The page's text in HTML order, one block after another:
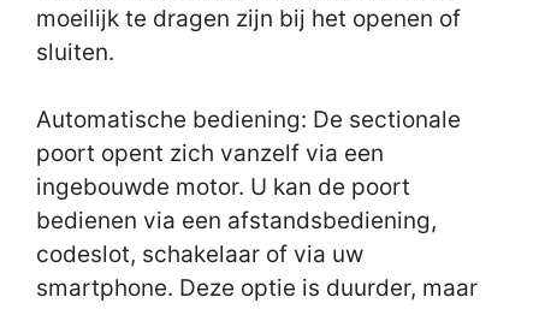
moeilijk te dragen zijn bij het openen of
sluiten.
Automatische bediening: De sectionale
poort opent zich vanzelf via een
ingebouwde motor. U kan de poort
bedienen via een afstandsbediening,
codeslot, schakelaar of via uw
smartphone. Deze optie is duurder, maar